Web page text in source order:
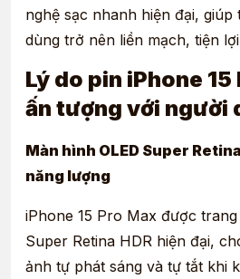
nghệ sạc nhanh hiện đại, giúp
dùng trở nên liền mạch, tiện
Lý do pin iPhone
ấn tượng với người
Màn hình OLED Super
năng lượng
iPhone 15 Pro Max được
Super Retina HDR hiện đại,
ảnh tự phát sáng và tự tắt khi